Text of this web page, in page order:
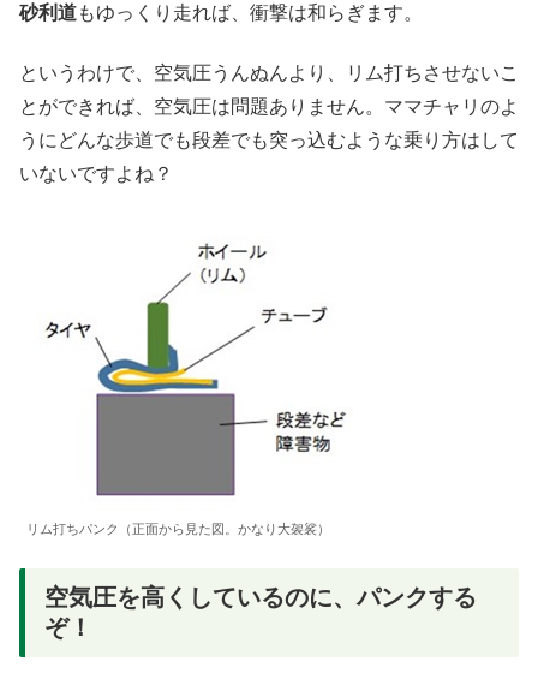
砂利道もゆっくり走れば、衝撃は和らぎます。
というわけで、空気圧うんぬんより、リム打ちさせないこ
とができれば、空気圧は問題ありません。ママチャリのよ
うにどんな歩道でも段差でも突っ込むような乗り方はして
いないですよね？
リム打ちパンク（正面から見た図。かなり大袈裟）
空気圧を高くしているのに、パンクする
ぞ！